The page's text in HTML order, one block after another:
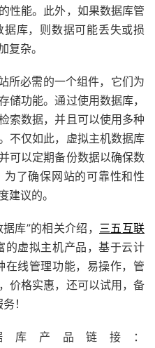
性能。此外，如果数据库管
库，则数据可能丢失或损
复杂。
所必需的一个组件，它们为
储功能。通过使用数据库，
索数据，并且可以使用多种
不仅如此，虚拟主机数据库
可以定期备份数据以确保数
了确保网站的可靠性和性
建议的。
库”的相关介绍， 三五互联
虚拟主机产品，基于云计
线管理功能，易操作，管
价格实惠，还可以试用，备
！
库产品链接：